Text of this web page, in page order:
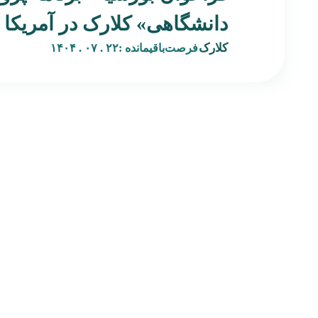
دانشگاهی» کلارک در آمریکا
کلارکفرصت‌باقیمانده :۲۲ . ۰۷ . ۱۴۰۴